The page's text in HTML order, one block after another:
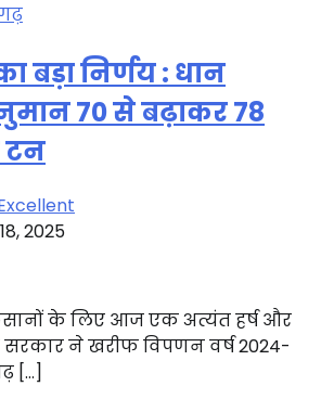
बड़ा निर्णय : धान
70 से बढ़ाकर 78
टन
2025
के लिए आज एक अत्यंत हर्ष और
सरकार ने खरीफ विपणन वर्ष 2024-
[…]